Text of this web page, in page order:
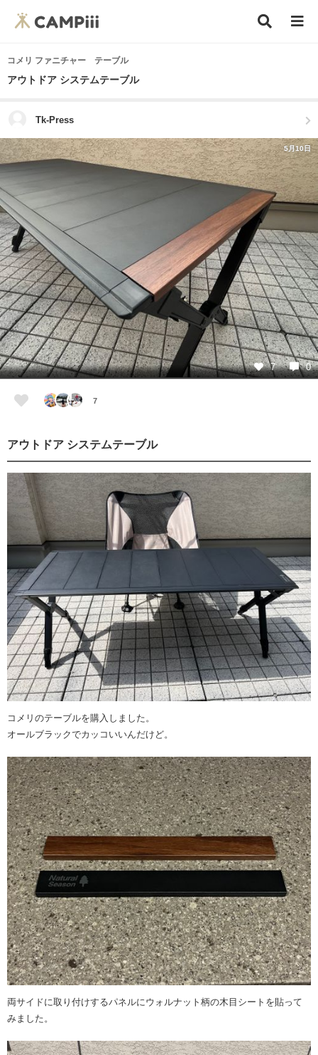
コメリ ファニチャー テーブル
アウトドア システムテーブル
Tk-Press
5月10日
7 0
7
アウトドア システムテーブル
コメリのテーブルを購入しました。
オールブラックでカッコいいんだけど。
両サイドに取り付けするパネルにウォルナット柄の木目シートを貼って
みました。